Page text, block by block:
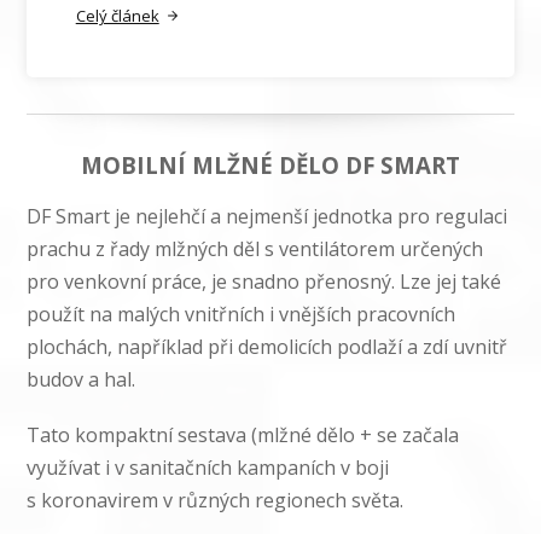
Celý článek
MOBILNÍ MLŽNÉ DĚLO DF SMART
DF Smart je nejlehčí a nejmenší jednotka pro regulaci
prachu z řady mlžných děl s ventilátorem určených
pro venkovní práce, je snadno přenosný. Lze jej také
použít na malých vnitřních i vnějších pracovních
plochách, například při demolicích podlaží a zdí uvnitř
budov a hal.
Tato kompaktní sestava (mlžné dělo + se začala
využívat i v sanitačních kampaních v boji
s koronavirem v různých regionech světa.